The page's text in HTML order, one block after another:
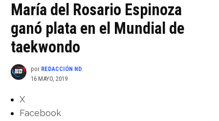
María del Rosario Espinoza
ganó plata en el Mundial de
taekwondo
por REDACCIÓN ND
16 MAYO, 2019
X
Facebook